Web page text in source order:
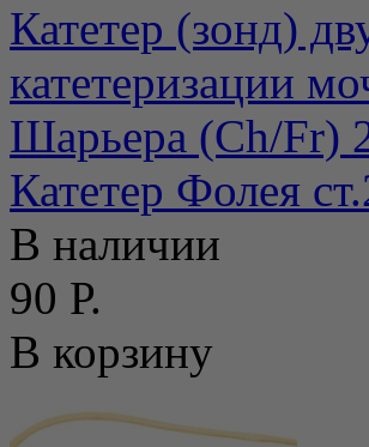
Катетер (зонд)
катетеризации
Шарьера (Ch/Fr)
Катетер Фолея
В наличии
90 Р.
В корзину